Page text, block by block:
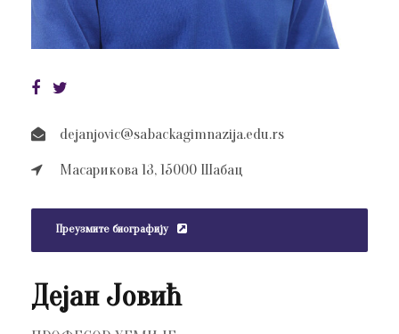
dejanjovic@sabackagimnazija.edu.rs
Масарикова 13, 15000 Шабац
Преузмите биографију
Дејан Јовић